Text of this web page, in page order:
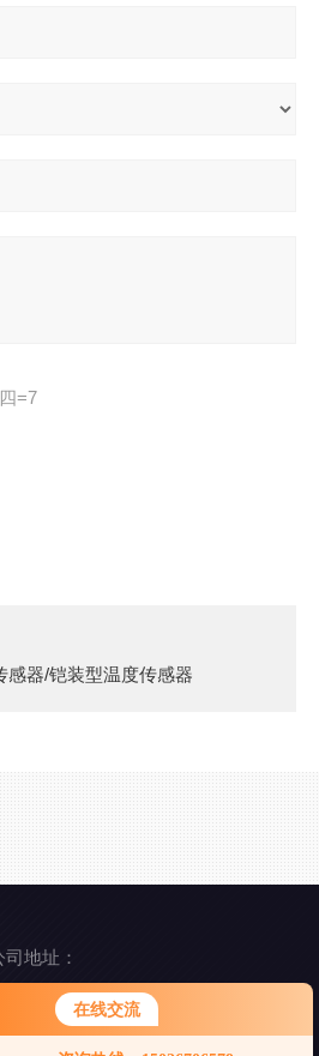
在线交流
=7
感器/铠装型温度传感器
司地址：
松江区南乐路1276弄115号8号楼5-6F